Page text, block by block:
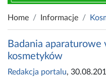
Home Informacje
Badania aparaturowe
kosmetyków
Redakcja portalu,